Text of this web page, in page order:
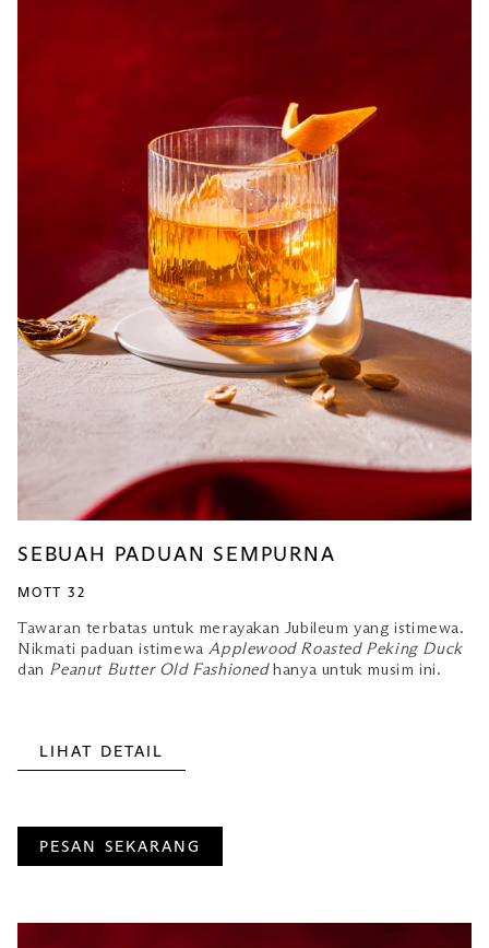
SEBUAH PADUAN SEMPURNA
MOTT 32
Tawaran terbatas untuk merayakan Jubileum yang istimewa.
Nikmati paduan istimewa Applewood Roasted Peking Duck
dan Peanut Butter Old Fashionedhanya untuk musim ini.
LIHAT DETAIL
PESAN SEKARANG